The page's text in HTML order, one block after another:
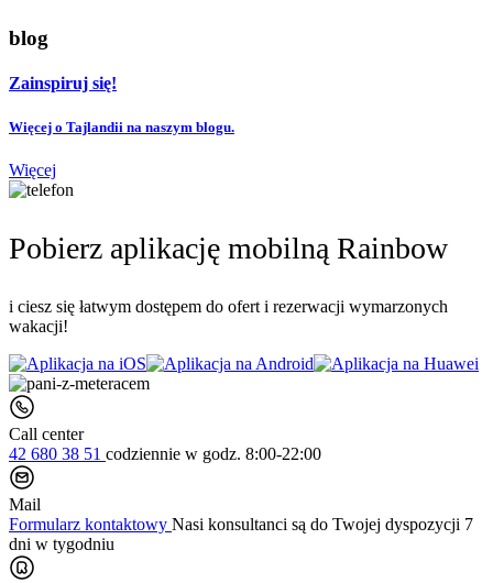
blog
Zainspiruj się!
Więcej o Tajlandii na naszym blogu.
Więcej
Pobierz aplikację mobilną Rainbow
i ciesz się łatwym dostępem do ofert i rezerwacji wymarzonych
wakacji!
Call center
42 680 38 51 codziennie w godz. 8:00-22:00
Mail
Formularz kontaktowy Nasi konsultanci są do Twojej dyspozycji 7
dni w tygodniu